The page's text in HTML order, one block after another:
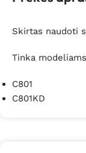
Skirtas naudoti
Tinka
C801
C801KD